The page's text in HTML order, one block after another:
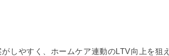
しやすく、ホームケア連動のLTV向上を狙え